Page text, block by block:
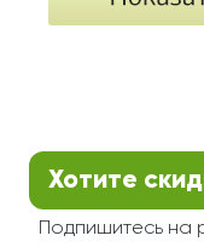
Хотите
Подпишитесь